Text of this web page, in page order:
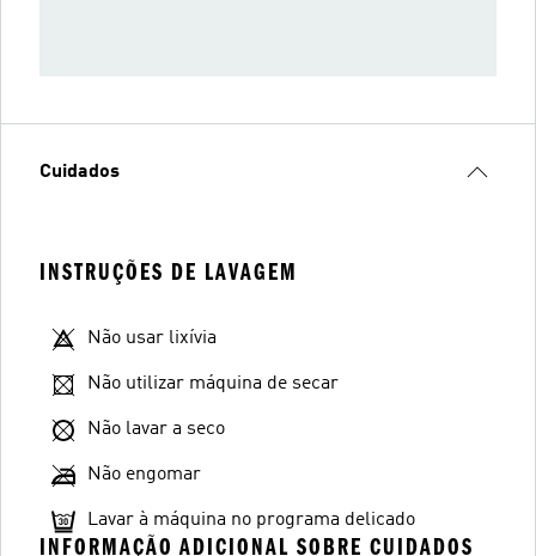
Cuidados
INSTRUÇÕES DE LAVAGEM
Não usar lixívia
Não utilizar máquina de secar
Não lavar a seco
Não engomar
Lavar à máquina no programa delicado
INFORMAÇÃO ADICIONAL SOBRE CUIDADOS